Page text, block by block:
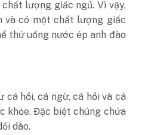
lượng giấc ngủ. Vì vậy,
và có một chất lượng giấc
thử uống nước ép anh đào
cá hồi, cá ngừ, cá hồi và cá
khỏe. Đặc biệt chúng chứa
dào.